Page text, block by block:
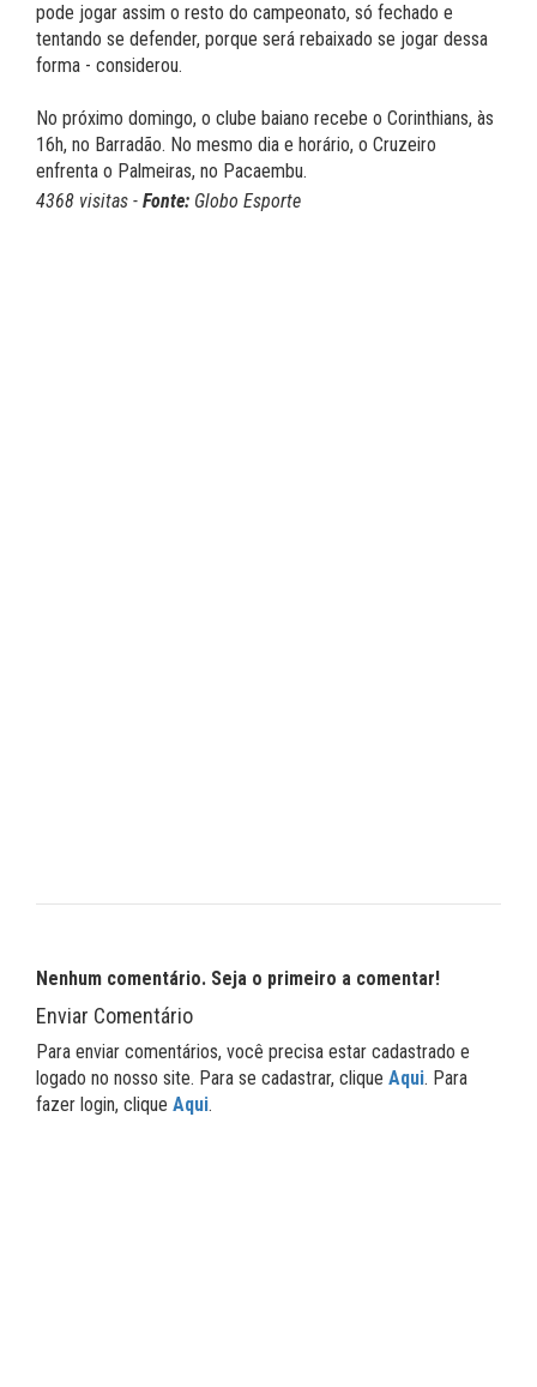
pode jogar assim o resto do campeonato, só fechado e
tentando se defender, porque será rebaixado se jogar dessa
forma - considerou.
No próximo domingo, o clube baiano recebe o Corinthians, às
16h, no Barradão. No mesmo dia e horário, o Cruzeiro
enfrenta o Palmeiras, no Pacaembu.
4368 visitas - Fonte: Globo Esporte
Nenhum comentário. Seja o primeiro a comentar!
Enviar Comentário
Para enviar comentários, você precisa estar cadastrado e
logado no nosso site. Para se cadastrar, clique Aqui. Para
fazer login, clique Aqui.